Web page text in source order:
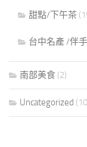
甜點/下午茶
台中名產 /伴
南部美食 (2)
Uncategorized